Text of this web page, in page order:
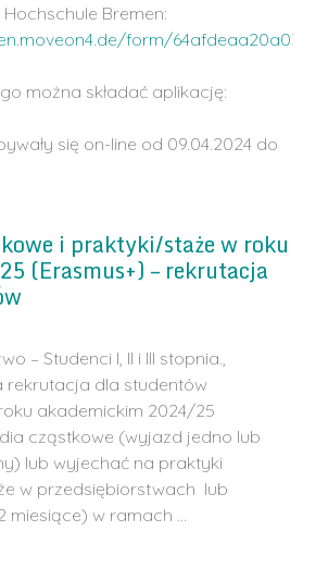
Bremen:
form/
można składać aplikację:
się on-line od 09.04.2024 do
i praktyki/staże w roku
(Erasmus+) – rekrutacja
– Studenci I, II i III stopnia.,
rekrutacja dla studentów
akademickim 2024/25
cząstkowe (wyjazd jedno lub
lub wyjechać na praktyki
w przedsiębiorstwach lub
miesiące) w ramach …